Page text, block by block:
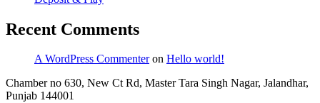
Your
Luck
Recent Comments
A WordPress Commenteron Hello world!
Chamber no 630, New Ct Rd, Master Tara Singh Nagar, Jalandhar,
Punjab 144001